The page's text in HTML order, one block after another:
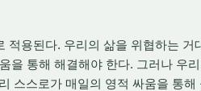
적용된다. 우리의 삶을 위협하는 거
을 통해 해결해야 한다. 그러나 우
스스로가 매일의 영적 싸움을 통해